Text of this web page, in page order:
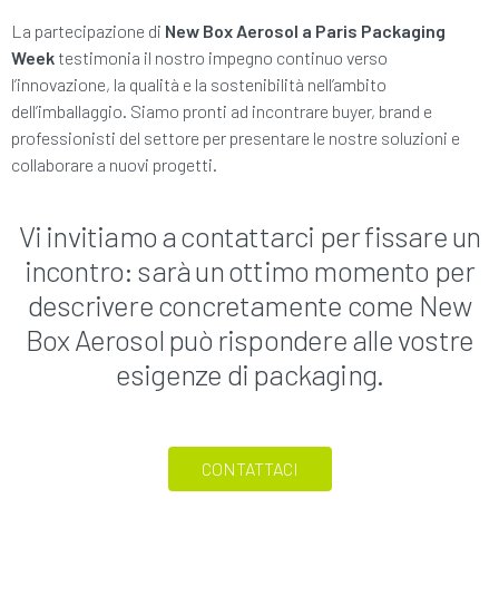
La partecipazione di New Box Aerosol a Paris Packaging
Week testimonia il nostro impegno continuo verso
l’innovazione, la qualità e la sostenibilità nell’ambito
dell’imballaggio. Siamo pronti ad incontrare buyer, brand e
professionisti del settore per presentare le nostre soluzioni e
collaborare a nuovi progetti.
Vi invitiamo a contattarci per fissare un
incontro: sarà un ottimo momento per
descrivere concretamente come New
Box Aerosol può rispondere alle vostre
esigenze di packaging.
CONTATTACI